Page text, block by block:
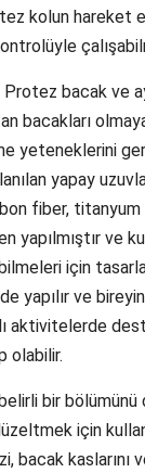
kolun hareket
bacak ve
bacakları
yeteneklerini
yapay
fiber,
yapılmıştır ve
için
yapılır ve
aktivitelerde
olabilir.
bir
için
bacak kaslarını